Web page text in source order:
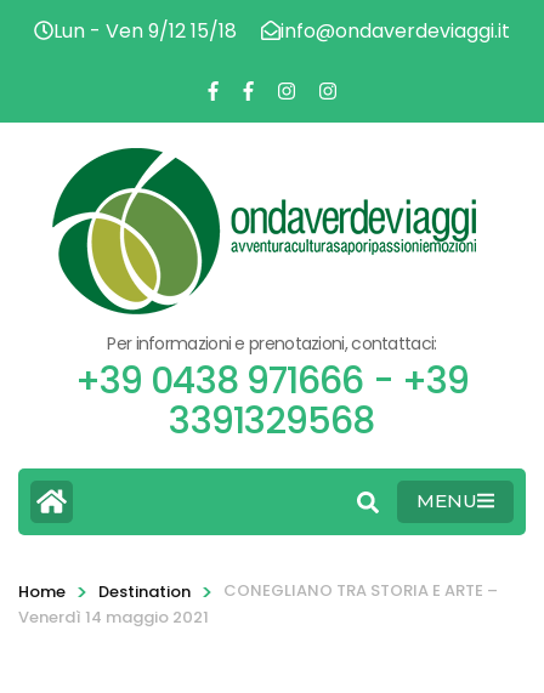
Lun - Ven 9/12 15/18 info@ondaverdeviaggi.it
Per informazioni e prenotazioni, contattaci:
+39 0438 971666 - +39
3391329568
MENU
Home > Destination > CONEGLIANO TRA STORIA E ARTE –
Venerdì 14 maggio 2021